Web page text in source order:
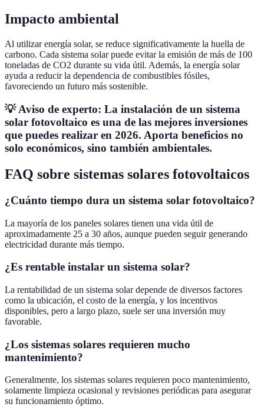
Impacto ambiental
Al utilizar energía solar, se reduce significativamente la huella de
carbono. Cada sistema solar puede evitar la emisión de más de 100
toneladas de CO2 durante su vida útil. Además, la energía solar
ayuda a reducir la dependencia de combustibles fósiles,
favoreciendo un futuro más sostenible.
💡 Aviso de experto: La instalación de un sistema
solar fotovoltaico es una de las mejores inversiones
que puedes realizar en 2026. Aporta beneficios no
solo económicos, sino también ambientales.
FAQ sobre sistemas solares fotovoltaicos
¿Cuánto tiempo dura un sistema solar fotovoltaico?
La mayoría de los paneles solares tienen una vida útil de
aproximadamente 25 a 30 años, aunque pueden seguir generando
electricidad durante más tiempo.
¿Es rentable instalar un sistema solar?
La rentabilidad de un sistema solar depende de diversos factores
como la ubicación, el costo de la energía, y los incentivos
disponibles, pero a largo plazo, suele ser una inversión muy
favorable.
¿Los sistemas solares requieren mucho
mantenimiento?
Generalmente, los sistemas solares requieren poco mantenimiento,
solamente limpieza ocasional y revisiones periódicas para asegurar
su funcionamiento óptimo.